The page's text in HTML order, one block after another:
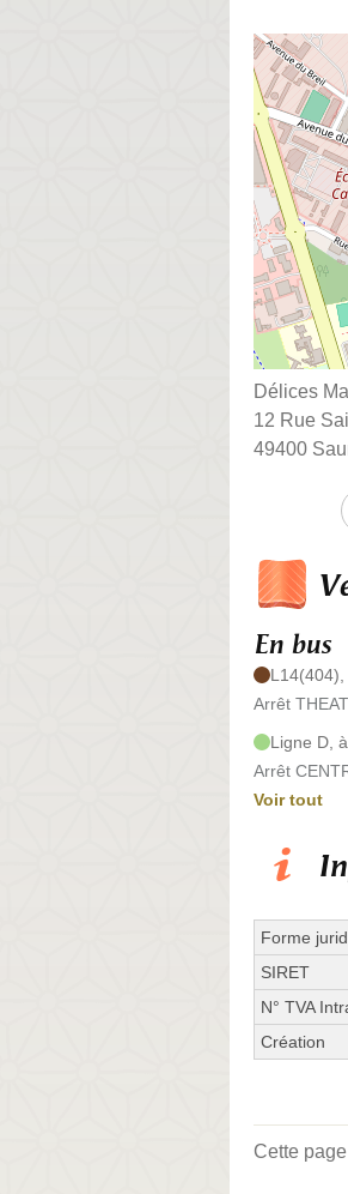
Délices
12 Rue
49400
En bus
L14(404),
Arrêt
Ligne D,
Arrêt
Voir tout
Forme
SIRET
N° TVA
Création
Cette